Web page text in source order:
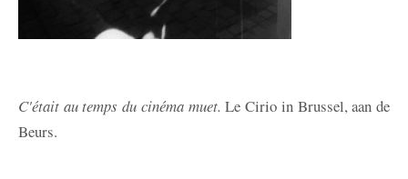
C'était au temps du cinéma muet.Le Cirio in Brussel, aan de
Beurs.